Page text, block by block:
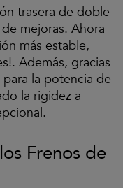
trasera de doble
mejoras. Ahora
más estable,
Además, gracias
la potencia de
la rigidez a
Frenos de